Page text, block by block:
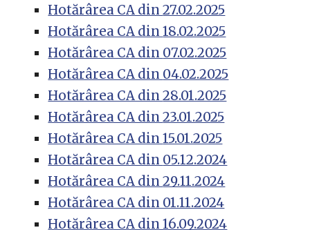
Hotărârea CA din27.02.2025
Hotărârea CA din18.02.2025
Hotărârea CA din 07.02.2025
Hotărârea CA din 04.02.2025
Hotărârea CA din28.01.2025
Hotărârea CA din23.01.2025
Hotărârea CA din15.01.2025
Hotărârea CA din 05.12.2024
Hotărârea CA din29.11.2024
Hotărârea CA din 01.11.2024
Hotărârea CA din 16.09.2024